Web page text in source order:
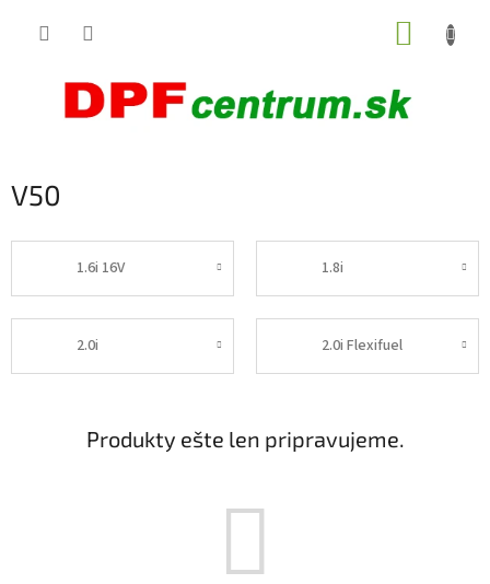
V50
1.6i 16V 1.8i
2.0i 2.0i Flexifuel
Produkty ešte len pripravujeme.